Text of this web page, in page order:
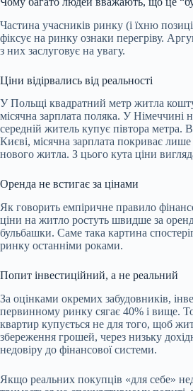
Частина учасників ринку (і їхню
фіксує на ринку ознаки перегріву.
з них заслуговує на увагу.
Ціни відірвались від реальності
У Польщі квадратний метр житла
місячна зарплата поляка. У Німеччині
середній житель купує півтора метра.
Києві, місячна зарплата покриває
нового житла. З цього кута ціни
Оренда не встигає за цінами
Як говорить емпіричне правило
ціни на житло ростуть швидше за
бульбашки. Саме така картина
ринку останніми роками.
Попит інвестиційний, а не реальний
За оцінками окремих забудовників,
первинному ринку сягає 40% і вище.
квартир купується не для того, щоб
збереження грошей, через низьку
недовіру до фінансової системи.
Якщо реальних покупців «для себе»